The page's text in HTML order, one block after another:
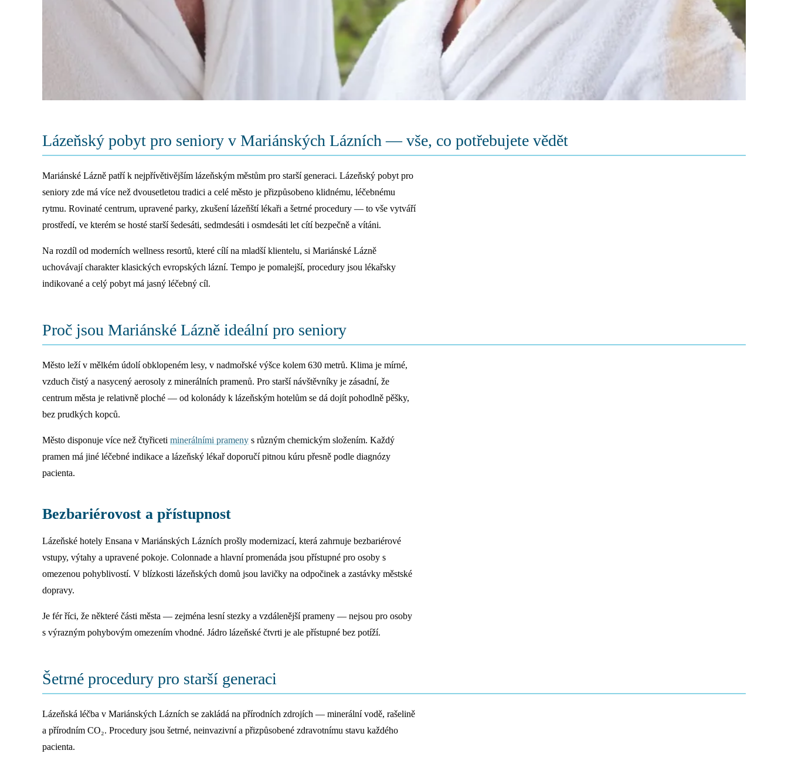
Lázeňský pobyt pro seniory v Mariánských Lázních — vše, co potřebujete vědět
Mariánské Lázně patří k nejpřívětivějším lázeňským městům pro starší generaci. Lázeňský pobyt pro
seniory zde má více než dvousetletou tradici a celé město je přizpůsobeno klidnému, léčebnému
rytmu. Rovinaté centrum, upravené parky, zkušení lázeňští lékaři a šetrné procedury — to vše vytváří
prostředí, ve kterém se hosté starší šedesáti, sedmdesáti i osmdesáti let cítí bezpečně a vítáni.
Na rozdíl od moderních wellness resortů, které cílí na mladší klientelu, si Mariánské Lázně
uchovávají charakter klasických evropských lázní. Tempo je pomalejší, procedury jsou lékařsky
indikované a celý pobyt má jasný léčebný cíl.
Proč jsou Mariánské Lázně ideální pro seniory
Město leží v mělkém údolí obklopeném lesy, v nadmořské výšce kolem 630 metrů. Klima je mírné,
vzduch čistý a nasycený aerosoly z minerálních pramenů. Pro starší návštěvníky je zásadní, že
centrum města je relativně ploché — od kolonády k lázeňským hotelům se dá dojít pohodlně pěšky,
bez prudkých kopců.
Město disponuje více než čtyřiceti minerálními prameny s různým chemickým složením. Každý
pramen má jiné léčebné indikace a lázeňský lékař doporučí pitnou kúru přesně podle diagnózy
pacienta.
Bezbariérovost a přístupnost
Lázeňské hotely Ensana v Mariánských Lázních prošly modernizací, která zahrnuje bezbariérové
vstupy, výtahy a upravené pokoje. Colonnade a hlavní promenáda jsou přístupné pro osoby s
omezenou pohyblivostí. V blízkosti lázeňských domů jsou lavičky na odpočinek a zastávky městské
dopravy.
Je fér říci, že některé části města — zejména lesní stezky a vzdálenější prameny — nejsou pro osoby
s výrazným pohybovým omezením vhodné. Jádro lázeňské čtvrti je ale přístupné bez potíží.
Šetrné procedury pro starší generaci
Lázeňská léčba v Mariánských Lázních se zakládá na přírodních zdrojích — minerální vodě, rašelině
a přírodním CO₂. Procedury jsou šetrné, neinvazivní a přizpůsobené zdravotnímu stavu každého
pacienta.